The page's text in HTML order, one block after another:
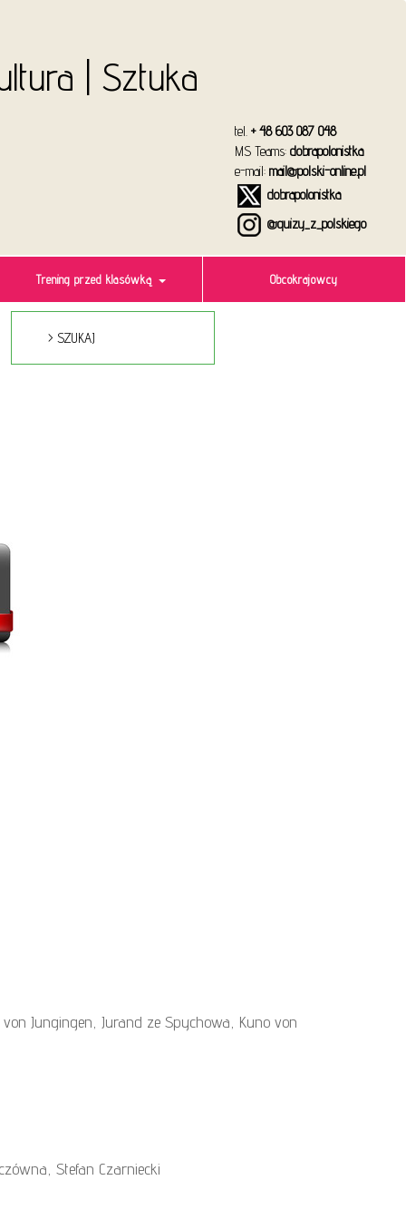
| Sztuka
tel. + 48 603 087 048
MS Teams: dobrapolonistka
e-mail: mail@polski-online.pl
dobrapolonistka
@quizy_z_polskiego
Trening przed klasówką Obcokrajowcy
Jungingen, Jurand ze Spychowa, Kuno von
Stefan Czarniecki